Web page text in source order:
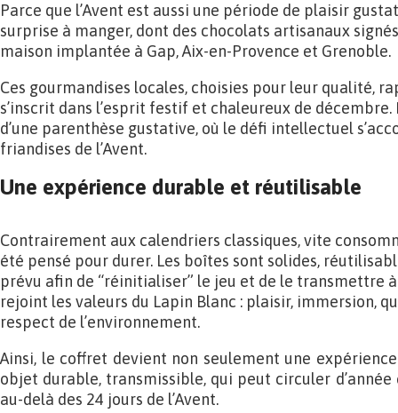
Parce que l’Avent est aussi une période de plaisir
surprise à manger, dont des chocolats artisanaux
maison implantée à Gap, Aix-en-Provence et Grenoble.
Ces gourmandises locales, choisies pour leur qualité,
s’inscrit dans l’esprit festif et chaleureux de
d’une parenthèse gustative, où le défi intellectuel
friandises de l’Avent.
Une expérience durable et réutilisable
Contrairement aux calendriers classiques, vite
été pensé pour durer. Les boîtes sont solides,
prévu afin de “réinitialiser” le jeu et de le transmettre
rejoint les valeurs du Lapin Blanc : plaisir, immersion,
respect de l’environnement.
Ainsi, le coffret devient non seulement une
objet durable, transmissible, qui peut circuler
au-delà des 24 jours de l’Avent.